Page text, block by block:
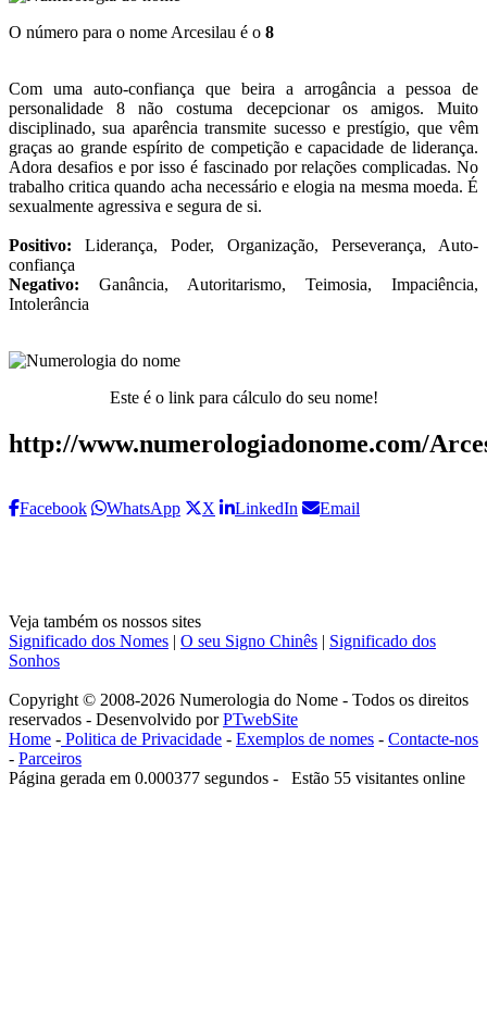
O número para o nome Arcesilau é o 8
Com uma auto-confiança que beira a arrogância a pessoa de
personalidade 8 não costuma decepcionar os amigos. Muito
disciplinado, sua aparência transmite sucesso e prestígio, que vêm
graças ao grande espírito de competição e capacidade de liderança.
Adora desafios e por isso é fascinado por relações complicadas. No
trabalho critica quando acha necessário e elogia na mesma moeda. É
sexualmente agressiva e segura de si.
Positivo: Liderança, Poder, Organização, Perseverança, Auto-
confiança
Negativo: Ganância, Autoritarismo, Teimosia, Impaciência,
Intolerância
Este é o link para cálculo do seu nome!
http://www.numerologiadonome.com/
Facebook WhatsApp X LinkedIn Email
Veja também os nossos sites
Significado dos Nomes
O seu Signo Chinês
Significado dos
Sonhos
Copyright © 2008-2026 Numerologia do Nome - Todos os direitos
reservados - Desenvolvido porPTwebSite
Home - Politica de Privacidade - Exemplos de nomes - Contacte-nos
- Parceiros
Página gerada em 0.000377 segundos - Estão 55 visitantes online